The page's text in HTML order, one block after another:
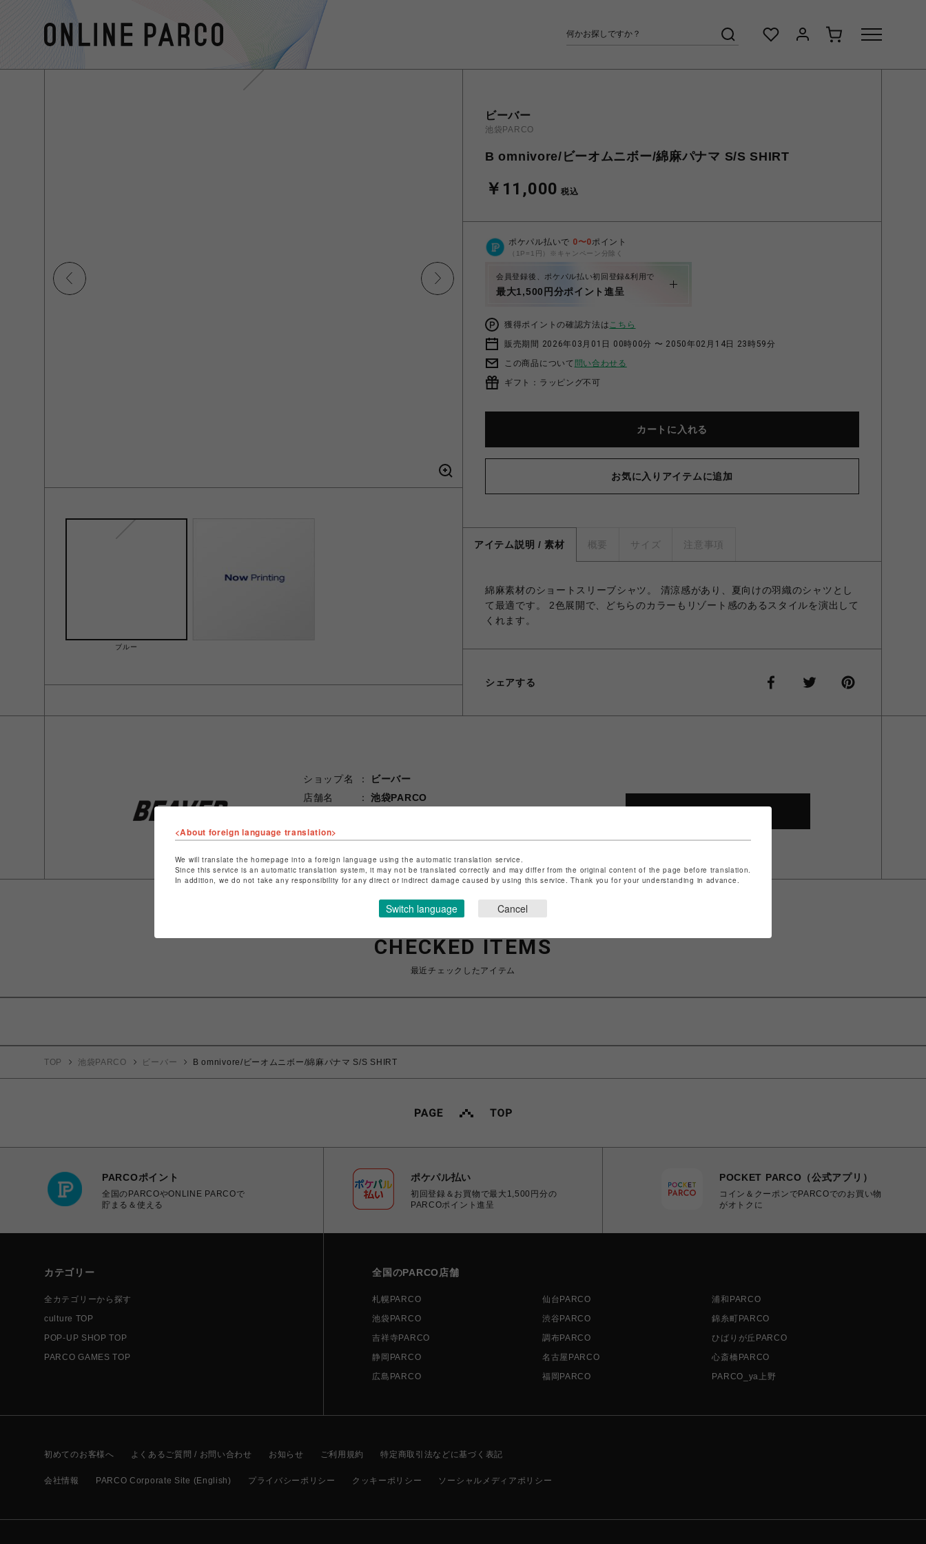
ブルー
ビーバー
池袋PARCO
B omnivore/ビーオムニボー/綿麻パナマ S/S SHIRT
￥11,000 税込
ポケパル払いで 0〜0ポイント
（1P=1円）※キャンペーン分除く
会員登録後、ポケパル払い初回登録&利用で
最大1,500円分ポイント進呈
獲得ポイントの確認方法はこちら
販売期間 2026年03月01日 00時00分 〜 2050年02月14日 23時59分
この商品について 問い合わせる
ギフト：ラッピング不可
カートに入れる
お気に入りアイテムに追加
アイテム説明 / 素材 概要 サイズ 注意事項
綿麻素材のショートスリーブシャツ。 清涼感があり、夏向けの羽織のシャツとし
て最適です。 2色展開で、どちらのカラーもリゾート感のあるスタイルを演出して
くれます。
シェアする
ショップ名
ビーバー
店舗名
池袋PARCO
ショップお問い合わせはこちら
CHECKED ITEMS
最近チェックしたアイテム
TOP 池袋PARCO ビーバー B omnivore/ビーオムニボー/綿麻パナマ S/S SHIRT
PARCOポイント
全国のPARCOやONLINE PARCOで
貯まる＆使える
ポケパル払い
初回登録＆お買物で最大1,500円分の
PARCOポイント進呈
POCKET PARCO（公式アプリ）
コイン＆クーポンでPARCOでのお買い物
がオトクに
カテゴリー
全カテゴリーから探す
culture TOP
POP-UP SHOP TOP
PARCO GAMES TOP
全国のPARCO店舗
札幌PARCO 仙台PARCO
浦和PARCO
池袋PARCO
渋谷PARCO
錦糸町PARCO
吉祥寺PARCO
調布PARCO
ひばりが丘PARCO
静岡PARCO
名古屋PARCO
心斎橋PARCO
広島PARCO
福岡PARCO PARCO_ya上野
初めてのお客様へ よくあるご質問 / お問い合わせ お知らせ ご利用規約 特定商取引法などに基づく表記
会社情報 PARCO Corporate Site (English) プライバシーポリシー クッキーポリシー ソーシャルメディアポリシー
<About foreign language translation>
We will translate the homepage into a foreign language using the automatic translation service.
Since this service is an automatic translation system, it may not be translated correctly and may differ from the original content of the page before translation.
In addition, we do not take any responsibility for any direct or indirect damage caused by using this service. Thank you for your understanding in advance.
Switch language Cancel